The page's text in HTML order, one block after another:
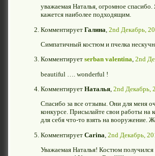
уважаемая Наталья, огромное
кажется наиболее подходящим.
Комментирует Галина 2nd Декабрь,
Симпатичный костюм и пчелка
Комментирует serban valentina, 2nd
beautiful …. wonderful !
Комментирует Наталья 2nd Декабрь,
Спасибо за все отзывы. Они для меня
конкурсе. Присылайте свои работы на
для себя что-то взять на вооружение.
Комментирует Carina 2nd Декабрь,
Уважаемая Наталья! Костюм